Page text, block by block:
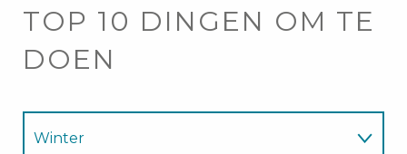
TOP 10 DINGEN OM TE
DOEN
Winter